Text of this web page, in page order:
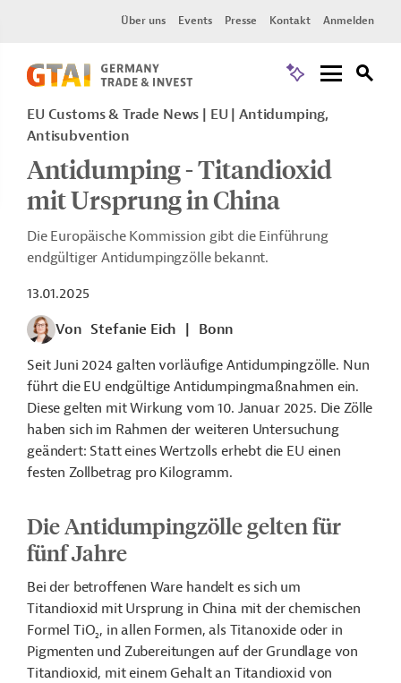
Über uns Events Presse Kontakt Anmelden
EU Customs & Trade News EU
Antidumping,
Antisubvention
Antidumping - Titandioxid
mit Ursprung in China
Die Europäische Kommission gibt die Einführung
endgültiger Antidumpingzölle bekannt.
13.01.2025
Von Stefanie Eich
Bonn
Seit Juni 2024 galten vorläufige Antidumpingzölle. Nun
führt die EU endgültige Antidumpingmaßnahmen ein.
Diese gelten mit Wirkung vom 10. Januar 2025. Die Zölle
haben sich im Rahmen der weiteren Untersuchung
geändert: Statt eines Wertzolls erhebt die EU einen
festen Zollbetrag pro Kilogramm.
Die Antidumpingzölle gelten für
fünf Jahre
Bei der betroffenen Ware handelt es sich um
Titandioxid mit Ursprung in China mit der chemischen
Formel TiO2, in allen Formen, als Titanoxide oder in
Pigmenten und Zubereitungen auf der Grundlage von
Titandioxid, mit einem Gehalt an Titandioxid von